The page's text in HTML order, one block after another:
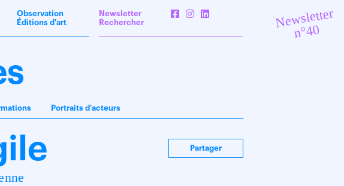
Newsletter
n°40
Observation
Éditions d'art
Newsletter
Rechercher
Portraits d'acteurs
Partager